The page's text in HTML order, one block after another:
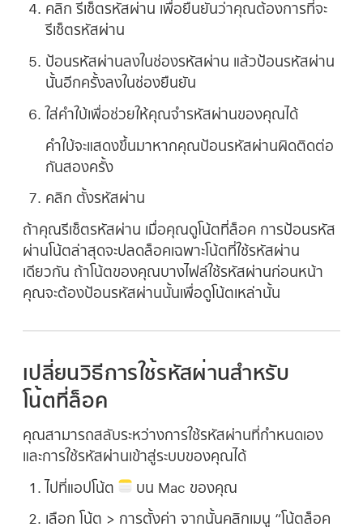
คลิก รีเซ็ตรหัสผ่าน เพื่อยืนยันว่าคุณต้องการที่จะ
รีเซ็ตรหัสผ่าน
ป้อนรหัสผ่านลงในช่องรหัสผ่าน แล้วป้อนรหัสผ่าน
นั้นอีกครั้งลงในช่องยืนยัน
ใส่คำใบ้เพื่อช่วยให้คุณจำรหัสผ่านของคุณได้
คำใบ้จะแสดงขึ้นมาหากคุณป้อนรหัสผ่านผิดติดต่อ
กันสองครั้ง
คลิก ตั้งรหัสผ่าน
ถ้าคุณรีเซ็ตรหัสผ่าน เมื่อคุณดูโน้ตที่ล็อค การป้อนรหัส
ผ่านโน้ตล่าสุดจะปลดล็อคเฉพาะโน้ตที่ใช้รหัสผ่าน
เดียวกัน ถ้าโน้ตของคุณบางไฟล์ใช้รหัสผ่านก่อนหน้า
คุณจะต้องป้อนรหัสผ่านนั้นเพื่อดูโน้ตเหล่านั้น
เปลี่ยนวิธีการใช้รหัสผ่านสำหรับ
โน้ตที่ล็อค
คุณสามารถสลับระหว่างการใช้รหัสผ่านที่กำหนดเอง
และการใช้รหัสผ่านเข้าสู่ระบบของคุณได้
ไปที่แอปโน้ต บน Mac ของคุณ
เลือก โน้ต > การตั้งค่า จากนั้นคลิกเมนู “โน้ตล็อค